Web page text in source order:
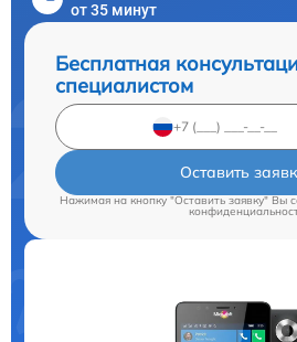
от 35 минут
Бесплатная
специалистом
Оставить
Нажимая на кнопку "Оставить заявку" Вы